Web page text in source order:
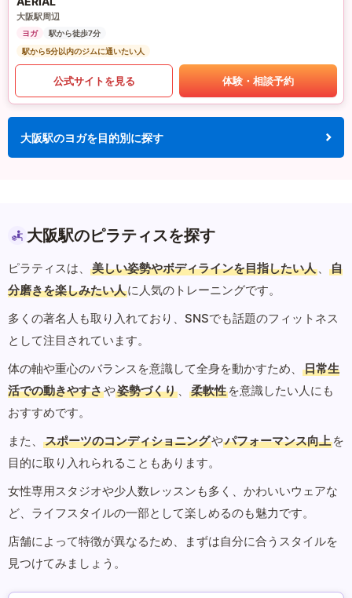
大阪駅周辺
ヨガ
駅から徒歩7分
駅から5分以内のジムに通いたい人
公式サイトを見る 体験・相談予約
大阪駅のヨガを目的別に探す
大阪駅のピラティスを探す
ピラティスは、 美しい姿勢やボディラインを目指したい人 、
自
分磨きを楽しみたい人に人気のトレーニングです。
多くの著名人も取り入れており、SNSでも話題のフィットネス
として注目されています。
体の軸や重心のバランスを意識して全身を動かすため、
日常生
活での動きやすさや姿勢づくり 、 柔軟性 を意識したい人にも
おすすめです。
また、
スポーツのコンディショニングやパフォーマンス向上 を
目的に取り入れられることもあります。
女性専用スタジオや少人数レッスンも多く、かわいいウェアな
ど、ライフスタイルの一部として楽しめるのも魅力です。
店舗によって特徴が異なるため、まずは自分に合うスタイルを
見つけてみましょう。